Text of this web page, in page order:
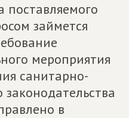
поставляемого
займется
мероприятия
санитарно-
в